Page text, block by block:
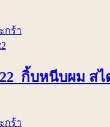
กร้า
กิ้บหนีบผม ส
กร้า